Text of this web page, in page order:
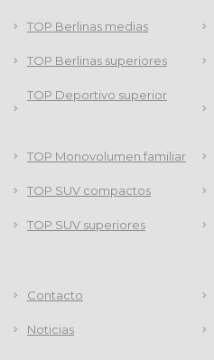
TOP Berlinas medias
TOP Berlinas superiores
TOP Deportivo superior
TOP Monovolumen familiar
TOP SUV compactos
TOP SUV superiores
Contacto
Noticias